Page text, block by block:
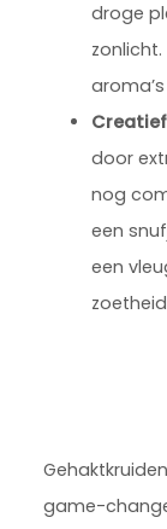
droge
door
nog
een
een
game-